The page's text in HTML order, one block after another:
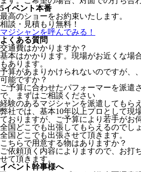
5イベント本番
最高のショーをお約束いたします。
相談・見積もり無料！
マジシャンを呼んでみる！
よくある質問
交通費はかかりますか？
基本はかかります。現場がお近くな場
もあります。
予算があまりかけられないのですが、
可能ですか？
ご予算に合わせたパフォーマーを派遣
で、まずはご相談ください
経験のあるマジシャンを派遣してもら
弊社では、基本10年以上プロとして現
ておりますが、ご予算により若手がお
全国どこでも出張してもらえるのでし
全国どこでも出張させて頂きます。
こちらで用意する物はありますか？
ご依頼頂く内容によりますので、お打
せて頂きます。
イベント幹事様へ